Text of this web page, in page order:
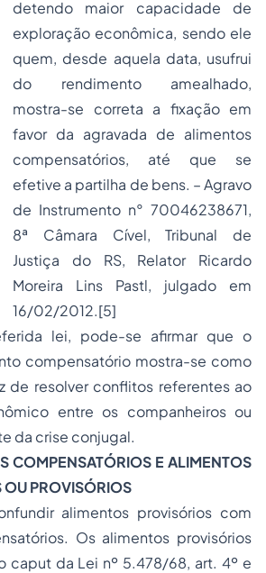
detendo maior capacidade de
exploração econômica, sendo ele
quem, desde aquela data, usufrui
do rendimento amealhado,
mostra-se correta a fixação em
favor da agravada de alimentos
compensatórios, até que se
efetive a partilha de bens. – Agravo
de Instrumento n° 70046238671,
8ª Câmara Cível, Tribunal de
Justiça do RS, Relator Ricardo
Moreira Lins Pastl, julgado em
16/02/2012.[5]
lei, pode-se afirmar que o
compensatório mostra-se como
de resolver conflitos referentes ao
entre os companheiros ou
da crise conjugal.
COMPENSATÓRIOS E ALIMENTOS
OU PROVISÓRIOS
alimentos provisórios com
Os alimentos provisórios
caput da Lei nº 5.478/68, art. 4º e